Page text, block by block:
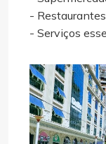
-
- Serviços